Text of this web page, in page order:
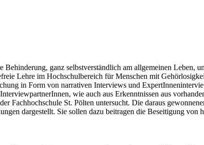
ganz selbstverständlich am allgemeinen Leben,
Lehre im Hochschulbereich für Menschen mit
in Form von narrativen Interviews und
wie auch aus Erkenntnissen aus
Fachhochschule St. Pölten untersucht. Die daraus
dargestellt. Sie sollen dazu beitragen die Beseitigung von